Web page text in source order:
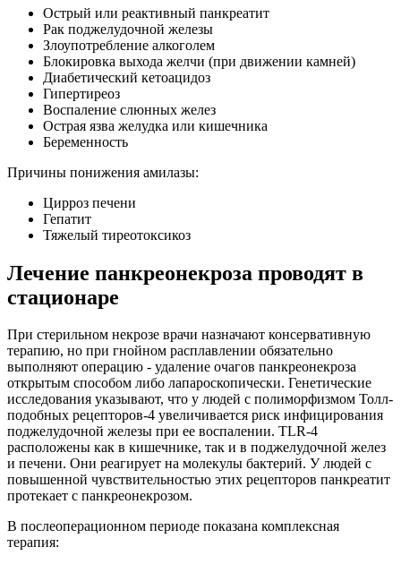
Острый или реактивный панкреатит
Рак поджелудочной железы
Злоупотребление алкоголем
Блокировка выхода желчи (при движении камней)
Диабетический кетоацидоз
Гипертиреоз
Воспаление слюнных желез
Острая язва желудка или кишечника
Беременность
Причины понижения амилазы:
Цирроз печени
Гепатит
Тяжелый тиреотоксикоз
Лечение панкреонекроза проводят в
стационаре
При стерильном некрозе врачи назначают консервативную
терапию, но при гнойном расплавлении обязательно
выполняют операцию - удаление очагов панкреонекроза
открытым способом либо лапароскопически. Генетические
исследования указывают, что у людей с полиморфизмом Толл-
подобных рецепторов-4 увеличивается риск инфицирования
поджелудочной железы при ее воспалении. TLR-4
расположены как в кишечнике, так и в поджелудочной желез
и печени. Они реагирует на молекулы бактерий. У людей с
повышенной чувствительностью этих рецепторов панкреатит
протекает с панкреонекрозом.
В послеоперационном периоде показана комплексная
терапия: